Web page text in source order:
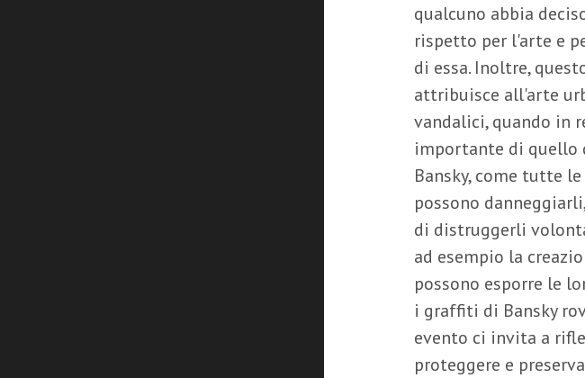
qualcuno abbia
rispetto per l'arte e
di essa. Inoltre,
attribuisce all'arte
vandalici, quando in
importante di quello
Bansky, come tutte
possono
di distruggerli
ad esempio la
possono esporre le
i graffiti di Bansky
evento ci invita a
proteggere e